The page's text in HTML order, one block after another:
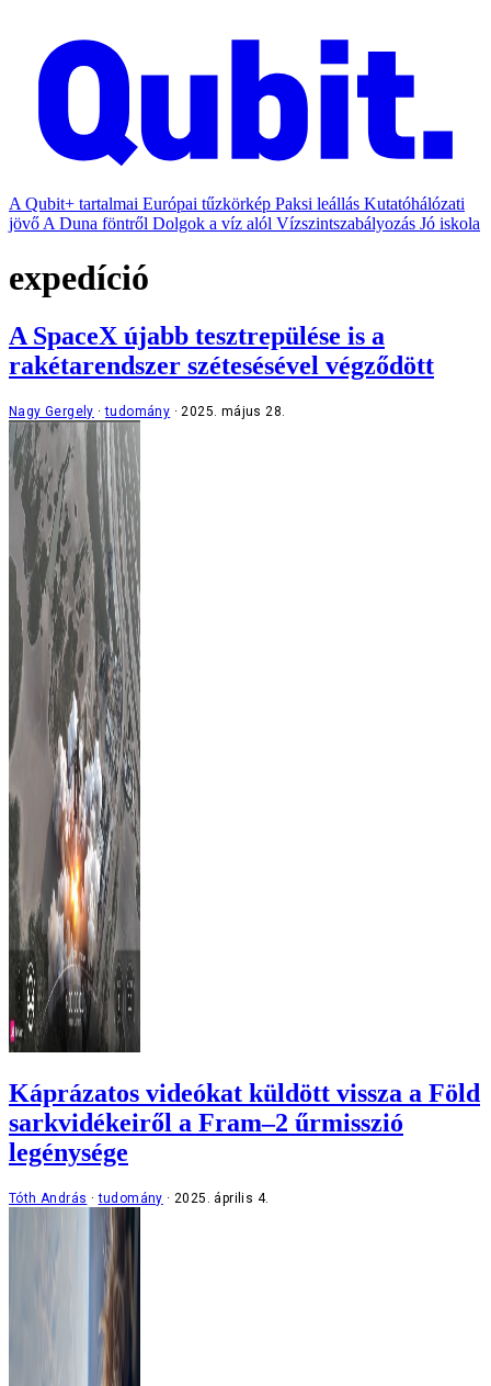
A Qubit+ tartalmai Európai tűzkörkép Paksi leállás Kutatóhálózati
jövő A Duna föntről Dolgok a víz alól Vízszintszabályozás Jó iskola
expedíció
A SpaceX újabb tesztrepülése is a
rakétarendszer szétesésével végződött
Nagy Gergely tudomány 2025. május 28.
Káprázatos videókat küldött vissza a Föld
sarkvidékeiről a Fram–2 űrmisszió
legénysége
Tóth András tudomány 2025. április 4.